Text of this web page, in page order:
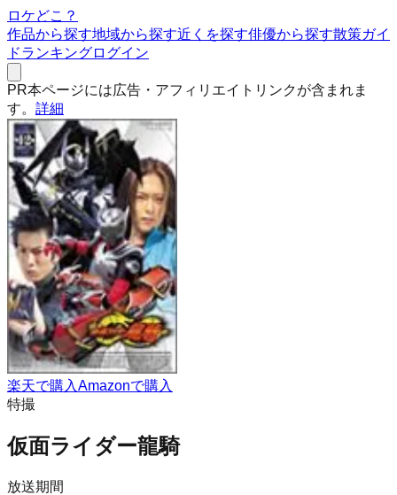
ロケどこ？
作品から探す地域から探す近くを探す俳優から探す散策ガイ
ドランキングログイン
PR本ページには広告・アフィリエイトリンクが含まれま
す。 詳細
楽天で購入Amazonで購入
特撮
仮面ライダー龍騎
放送期間